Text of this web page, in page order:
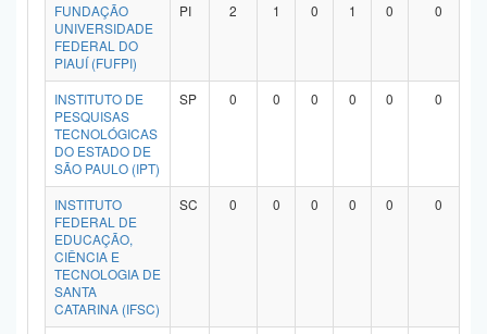
FUNDAÇÃO
UNIVERSIDADE
FEDERAL DO
PIAUÍ (FUFPI)
PI 2 1 0 1 0 0
INSTITUTO DE
PESQUISAS
TECNOLÓGICAS
DO ESTADO DE
SÃO PAULO (IPT)
SP 0 0 0 0 0 0
INSTITUTO
FEDERAL DE
EDUCAÇÃO,
CIÊNCIA E
TECNOLOGIA DE
SANTA
CATARINA (IFSC)
SC 0 0 0 0 0 0